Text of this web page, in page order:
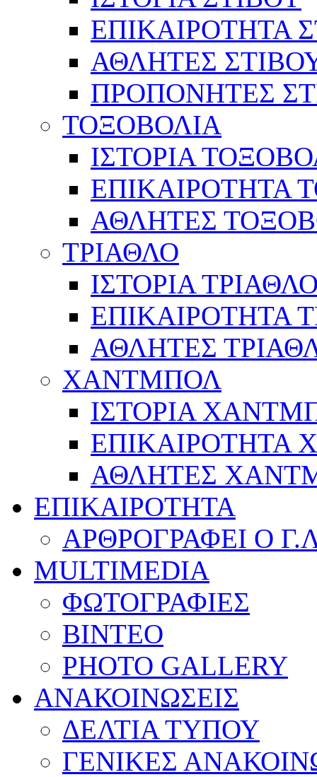
ΕΠΙΚΑΙΡΟΤΗΤΑ
ΑΘΛΗΤΕΣ
ΠΡΟΠΟΝΗΤΕΣ
ΤΟΞΟΒΟΛΙΑ
ΙΣΤΟΡΙΑ
ΕΠΙΚΑΙΡΟΤΗΤΑ
ΑΘΛΗΤΕΣ
ΤΡΙΑΘΛΟ
ΙΣΤΟΡΙΑ
ΕΠΙΚΑΙΡΟΤΗΤΑ
ΑΘΛΗΤΕΣ
ΧΑΝΤΜΠΟΛ
ΙΣΤΟΡΙΑ
ΕΠΙΚΑΙΡΟΤΗΤΑ
ΑΘΛΗΤΕΣ
ΕΠΙΚΑΙΡΟΤΗΤΑ
ΑΡΘΡΟΓΡΑΦΕΙ Ο
MULTIMEDIA
ΦΩΤΟΓΡΑΦΙΕΣ
ΒΙΝΤΕΟ
PHOTO GALLERY
ΑΝΑΚΟΙΝΩΣΕΙΣ
ΔΕΛΤΙΑ ΤΥΠΟΥ
ΓΕΝΙΚΕΣ